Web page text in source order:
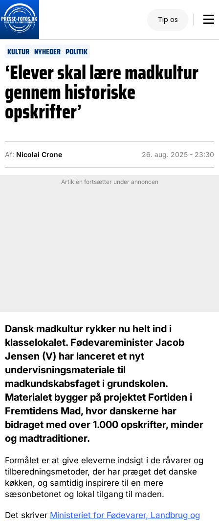
Tip os
KULTUR NYHEDER POLITIK
‘Elever skal lære madkultur
gennem historiske
opskrifter’
Af: Nicolai Crone 26. aug. 2025 - 23:30
Artiklen fortsætter under annoncen
Dansk madkultur rykker nu helt ind i
klasselokalet. Fødevareminister Jacob
Jensen (V) har lanceret et nyt
undervisningsmateriale til
madkundskabsfaget i grundskolen.
Materialet bygger på projektet Fortiden i
Fremtidens Mad, hvor danskerne har
bidraget med over 1.000 opskrifter, minder
og madtraditioner.
Formålet er at give eleverne indsigt i de råvarer og
tilberedningsmetoder, der har præget det danske
køkken, og samtidig inspirere til en mere
sæsonbetonet og lokal tilgang til maden.
Det skriver Ministeriet for Fødevarer, Landbrug og